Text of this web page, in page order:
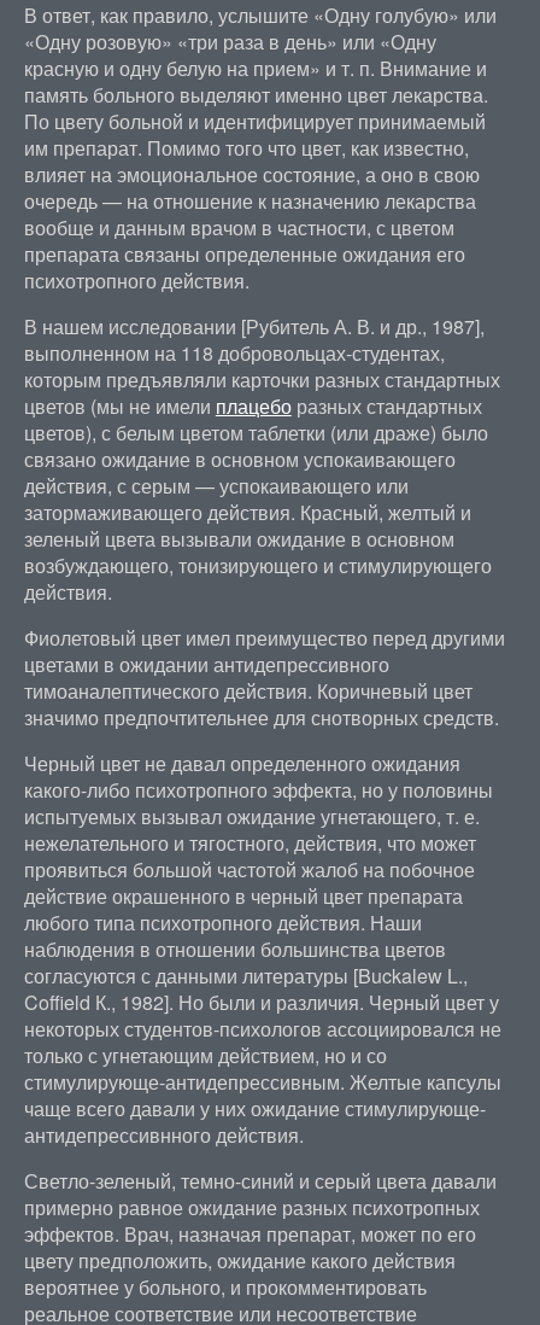
В ответ, как правило, услышите «Одну голубую» или
«Одну розовую» «три раза в день» или «Одну
красную и одну белую на прием» и т. п. Внимание и
память больного выделяют именно цвет лекарства.
По цвету больной и идентифицирует принимаемый
им препарат. Помимо того что цвет, как известно,
влияет на эмоциональное состояние, а оно в свою
очередь — на отношение к назначению лекарства
вообще и данным врачом в частности, с цветом
препарата связаны определенные ожидания его
психотропного действия.
В нашем исследовании [Рубитель А. В. и др., 1987],
выполненном на 118 добровольцах-студентах,
которым предъявляли карточки разных стандартных
цветов (мы не имели плацеборазных стандартных
цветов), с белым цветом таблетки (или драже) было
связано ожидание в основном успокаивающего
действия, с серым — успокаивающего или
затормаживающего действия. Красный, желтый и
зеленый цвета вызывали ожидание в основном
возбуждающего, тонизирующего и стимулирующего
действия.
Фиолетовый цвет имел преимущество перед другими
цветами в ожидании антидепрессивного
тимоаналептического действия. Коричневый цвет
значимо предпочтительнее для снотворных средств.
Черный цвет не давал определенного ожидания
какого-либо психотропного эффекта, но у половины
испытуемых вызывал ожидание угнетающего, т. е.
нежелательного и тягостного, действия, что может
проявиться большой частотой жалоб на побочное
действие окрашенного в черный цвет препарата
любого типа психотропного действия. Наши
наблюдения в отношении большинства цветов
согласуются с данными литературы [Buckalew L.,
Coffield К., 1982]. Но были и различия. Черный цвет у
некоторых студентов-психологов ассоциировался не
только с угнетающим действием, но и со
стимулирующе-антидепрессивным. Желтые капсулы
чаще всего давали у них ожидание стимулирующе-
антидепрессивнного действия.
Светло-зеленый, темно-синий и серый цвета давали
примерно равное ожидание разных психотропных
эффектов. Врач, назначая препарат, может по его
цвету предположить, ожидание какого действия
вероятнее у больного, и прокомментировать
реальное соответствие или несоответствие